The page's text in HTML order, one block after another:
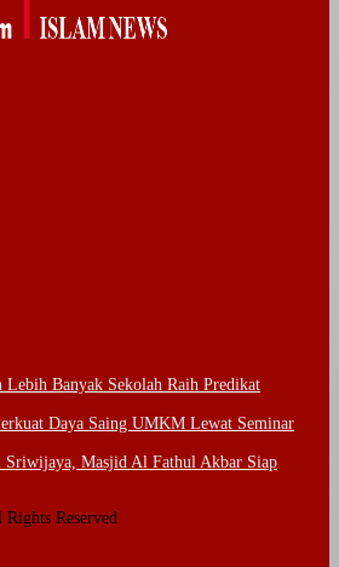
Lebih Banyak Sekolah Raih Predikat
Daya Saing UMKM Lewat Seminar
Sriwijaya, Masjid Al Fathul Akbar Siap
Reserved